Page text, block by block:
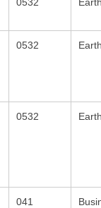
0532
0532
041